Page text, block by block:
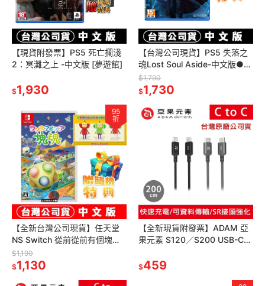
【現貨附發票】PS5 死亡擱淺
2：冥灘之上 -中文版 [夢遊館]
$1,930
【台灣公司現貨】PS5 失落之
魂Lost Soul Aside-中文版●加
碼贈隨機遊戲特典
$1,790
$1,730
95
折
【全新台灣公司現貨】任天堂
NS Switch 從前從前有個塊魂-
中文版 [夢遊館]
$1,190
$1,130
【全新現貨附發票】ADAM 亞
果元素 S120／S200 USB-C
線 TypeC
$459